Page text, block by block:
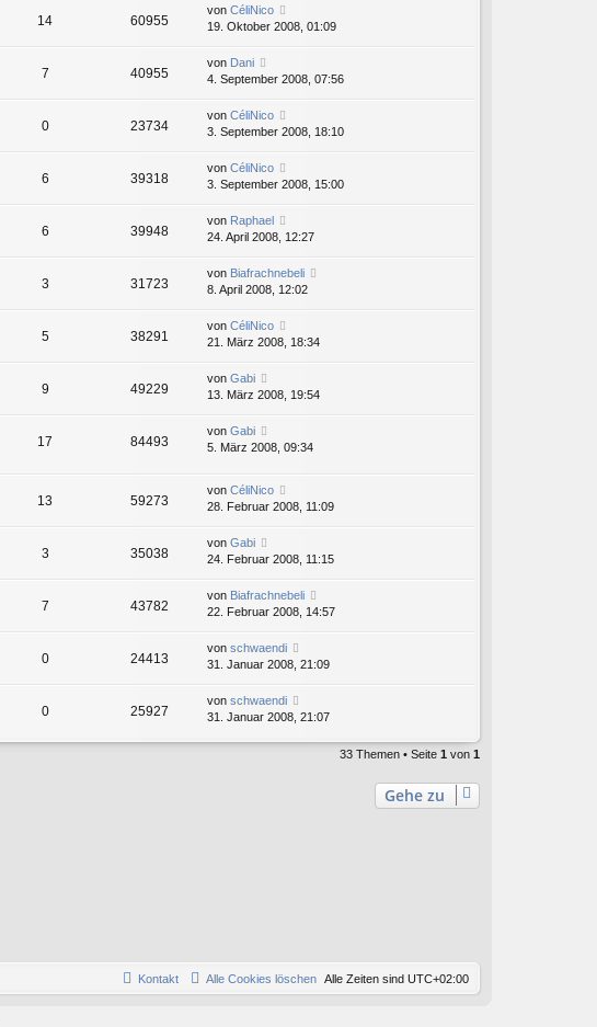
14 60955
von CéliNico
19. Oktober 2008, 01:09
7 40955
von Dani
4. September 2008, 07:56
0 23734
von CéliNico
3. September 2008, 18:10
6 39318
von CéliNico
3. September 2008, 15:00
6 39948
von Raphael
24. April 2008, 12:27
3 31723
von Biafrachnebeli
8. April 2008, 12:02
5 38291
von CéliNico
21. März 2008, 18:34
9 49229
von Gabi
13. März 2008, 19:54
17 84493
von Gabi
5. März 2008, 09:34
13 59273
von CéliNico
28. Februar 2008, 11:09
3 35038
von Gabi
24. Februar 2008, 11:15
7 43782
von Biafrachnebeli
22. Februar 2008, 14:57
0 24413
von schwaendi
31. Januar 2008, 21:09
0 25927
von schwaendi
31. Januar 2008, 21:07
33 Themen • Seite 1 von 1
Gehe zu
Alle Zeiten sind UTC+02:00
Alle Cookies löschen
Kontakt